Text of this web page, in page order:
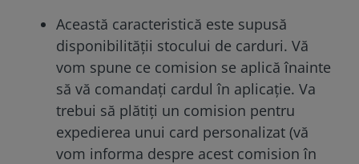
Această caracteristică este supusă
disponibilității stocului de carduri. Vă
vom spune ce comision se aplică înainte
să vă comandați cardul în aplicație. Va
trebui să plătiți un comision pentru
expedierea unui card personalizat (vă
vom informa despre acest comision în